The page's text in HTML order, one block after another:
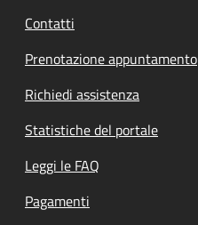
Contatti
Prenotazione appuntamento
Richiedi assistenza
Statistiche del portale
Leggi le FAQ
Pagamenti